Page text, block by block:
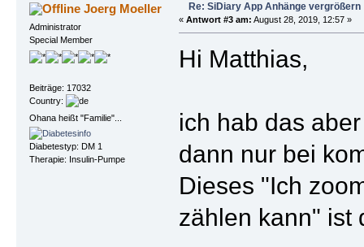
Joerg Moeller
Administrator
Special Member
Beiträge: 17032
Country:
Ohana heißt "Familie"...
Diabetestyp: DM 1
Therapie: Insulin-Pumpe
Re: SiDiary App Anhänge vergrößern
« Antwort #3 am: August 28, 2019, 12:57 »
Hi Matthias,
ich hab das
dann nur bei
Dieses "Ich
zählen kann" ist